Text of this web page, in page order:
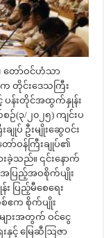
တော်ဝင်ဟံသာ
က တိုင်းဒေသကြီး
ပန်းတိုင်အထွက်နှုန်း
(၃/၂၀၂၅) ကျင်းပ
ပ် ဦးမျိုးဆွေဝင်း
ော်ဝန်ကြီးချုပ်၏
းခဲ့သည်။ ၎င်းနောက်
ပြည့်အဝစိုက်ပျိုး
ပြည့်မီစေရေး
ဧက စိုက်ပျိုး
းအတွက် ဝင်ငွေ
နှင့် မြေဆီဩဇာ